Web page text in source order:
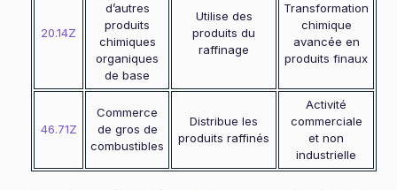
20.14Z
d’autres
produits
chimiques
organiques
de base
Utilise des
produits du
raffinage
Transformation
chimique
avancée en
produits finaux
46.71Z
Commerce
de gros de
combustibles
Distribue les
produits raffinés
Activité
commerciale
et non
industrielle